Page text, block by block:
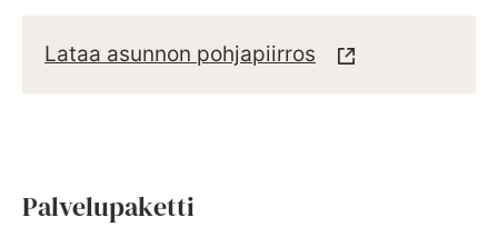
Lataa asunnon pohjapiirros
Palvelupaketti